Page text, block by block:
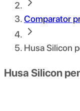
Comparator
Husa Silicon
Husa Silicon